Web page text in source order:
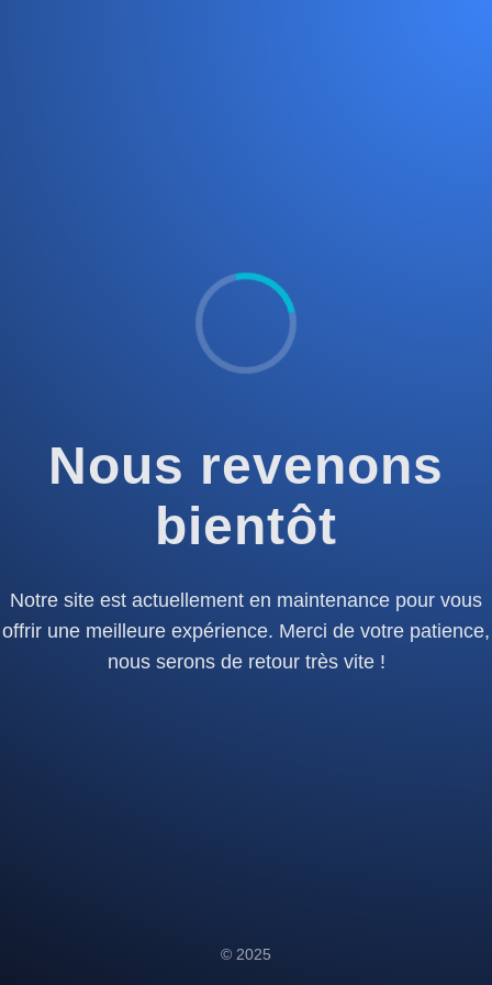
Nous revenons
bientôt
Notre site est actuellement en maintenance pour vous
offrir une meilleure expérience. Merci de votre patience,
nous serons de retour très vite !
© 2025